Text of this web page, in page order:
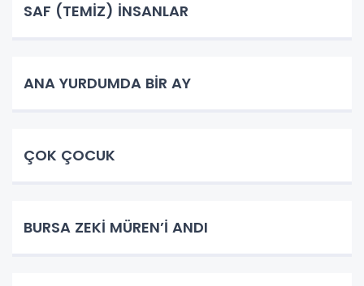
SAF (TEMİZ) İNSANLAR
ANA YURDUMDA BİR AY
ÇOK ÇOCUK
BURSA ZEKİ MÜREN’İ ANDI